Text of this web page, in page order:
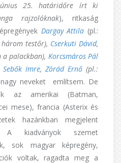
25. határidőre írt ki
rajzolóknak), ritkaság
Dargay Attila (pl.:
három testőr), Cserkuti Dávid,
a palackban), Korcsmáros Pál
Sebők Imre, Zórád Ernő (pl.:
neveket említsem. De
az amerikai (Batman,
mese), francia (Asterix és
hazánkban megjelent
kiadványok szemet
sok magyar képregény,
voltak, ragadta meg a